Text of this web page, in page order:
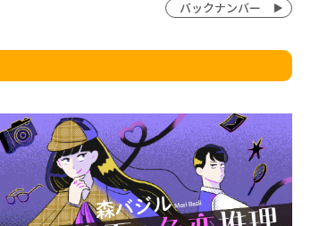
バックナンバー
ロボット・イン・ザ・シ
著／デボラ・イン…